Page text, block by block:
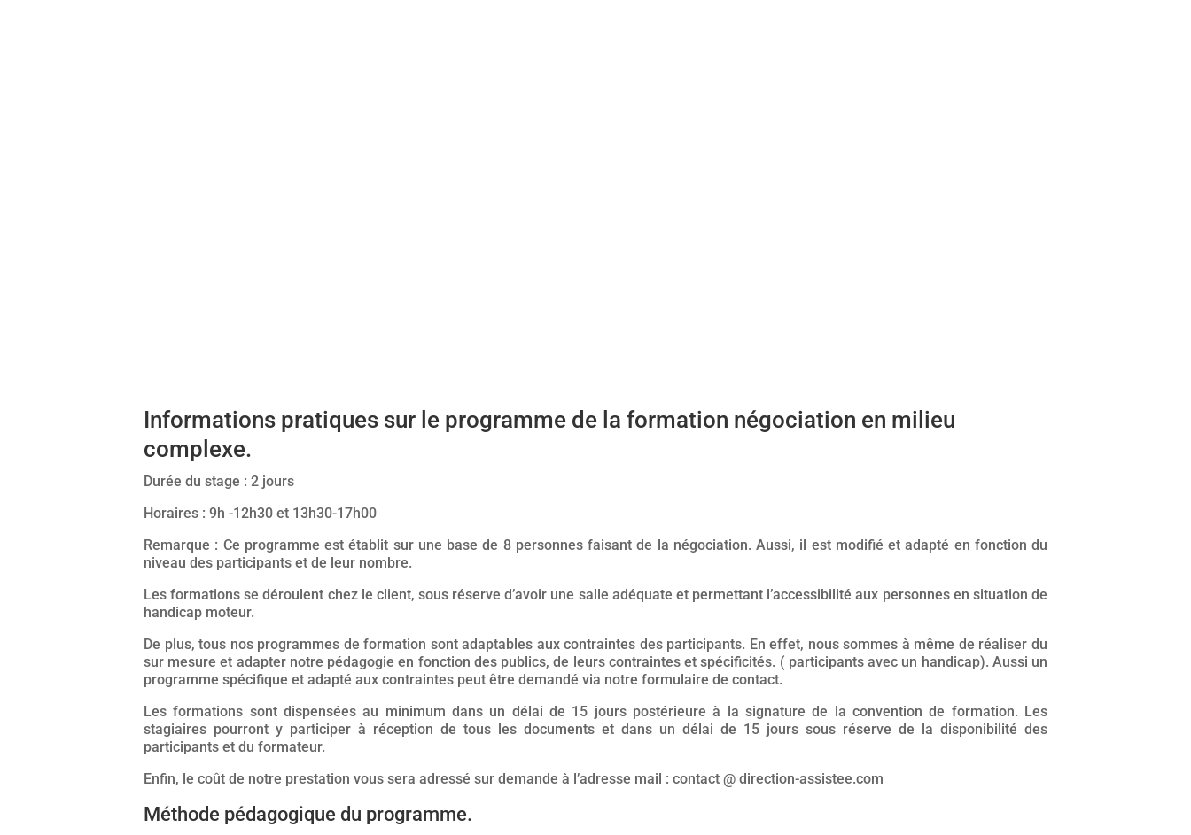
Informations pratiques sur le programme de la formation négociation en milieu
complexe.
Durée du stage : 2 jours
Horaires : 9h -12h30 et 13h30-17h00
Remarque : Ce programme est établit sur une base de 8 personnes faisant de la négociation. Aussi, il est modifié et adapté en fonction du
niveau des participants et de leur nombre.
Les formations se déroulent chez le client, sous réserve d’avoir une salle adéquate et permettant l’accessibilité aux personnes en situation de
handicap moteur.
De plus, tous nos programmes de formation sont adaptables aux contraintes des participants. En effet, nous sommes à même de réaliser du
sur mesure et adapter notre pédagogie en fonction des publics, de leurs contraintes et spécificités. ( participants avec un handicap). Aussi un
programme spécifique et adapté aux contraintes peut être demandé via notre formulaire de contact.
Les formations sont dispensées au minimum dans un délai de 15 jours postérieure à la signature de la convention de formation. Les
stagiaires pourront y participer à réception de tous les documents et dans un délai de 15 jours sous réserve de la disponibilité des
participants et du formateur.
Enfin, le coût de notre prestation vous sera adressé sur demande à l’adresse mail : contact @ direction-assistee.com
Méthode pédagogique du programme.